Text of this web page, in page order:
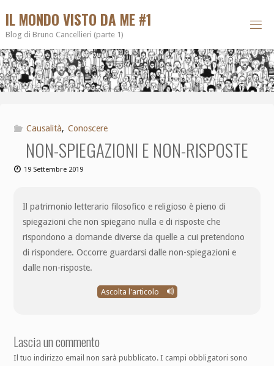
IL MONDO VISTO DA ME #1
Blog di Bruno Cancellieri (parte 1)
Causalità, Conoscere
NON-SPIEGAZIONI E NON-RISPOSTE
19 Settembre 2019
Il patrimonio letterario filosofico e religioso è pieno di
spiegazioni che non spiegano nulla e di risposte che
rispondono a domande diverse da quelle a cui pretendono
di rispondere. Occorre guardarsi dalle non-spiegazioni e
dalle non-risposte.
Ascolta l'articolo
Lascia un commento
Il tuo indirizzo email non sarà pubblicato. I campi obbligatori sono